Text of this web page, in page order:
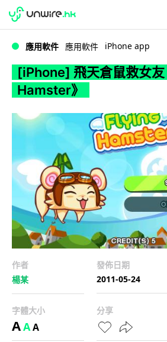
WWDC 2026
應用軟件 應用軟件 iPhone app
[iPhone] 飛天倉鼠救女
Hamster》
作者
楊某
發佈日期
2011-05-24
字體大小
AAA
分享